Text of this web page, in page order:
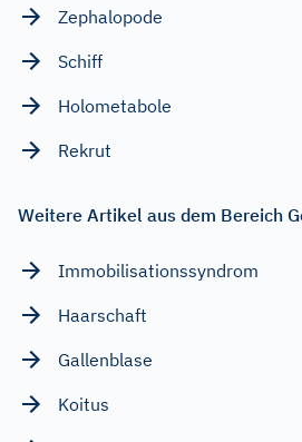
Zephalopode
Schiff
Holometabole
Rekrut
Weitere Artikel aus dem Bereich
Immobilisationssyndrom
Haarschaft
Gallenblase
Koitus